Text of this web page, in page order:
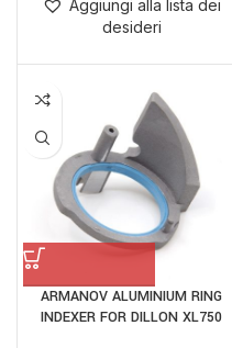
Aggiungi alla lista dei
desideri
ARMANOV ​​ALUMINIUM RING
INDEXER FOR DILLON XL750